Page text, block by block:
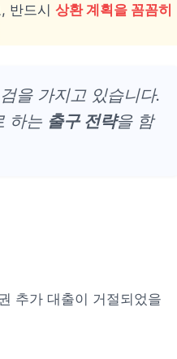
, 반드시상환 계획을 꼼꼼히
을 가지고 있습니다.
하는 출구 전략을 함
추가 대출이 거절되었을